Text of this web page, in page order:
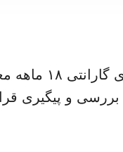
کلیه کالاهای
و پیگیری